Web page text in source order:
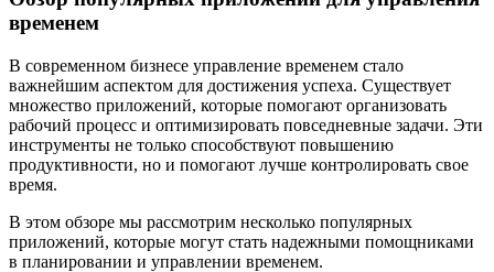
временем
В современном бизнесе управление временем стало
важнейшим аспектом для достижения успеха. Существует
множество приложений, которые помогают организовать
рабочий процесс и оптимизировать повседневные задачи. Эти
инструменты не только способствуют повышению
продуктивности, но и помогают лучше контролировать свое
время.
В этом обзоре мы рассмотрим несколько популярных
приложений, которые могут стать надежными помощниками
в планировании и управлении временем.